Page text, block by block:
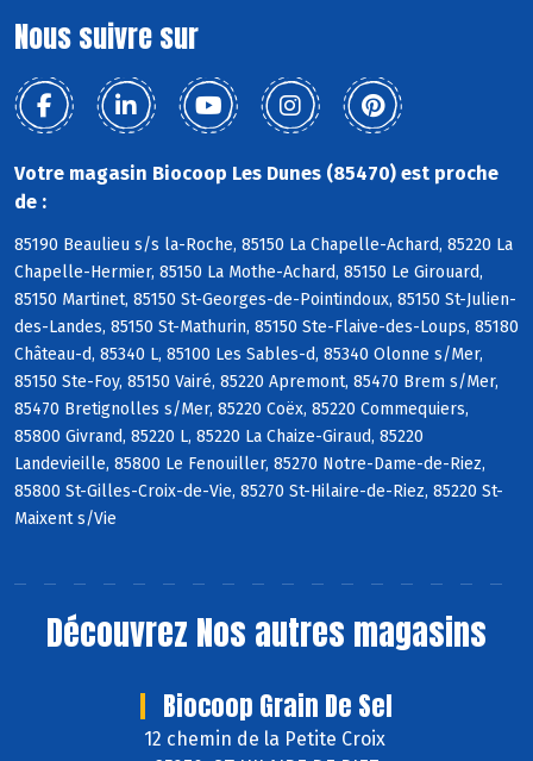
Nous suivre sur
Votre magasin Biocoop Les Dunes (85470) est proche
de :
85190 Beaulieu s/s la-Roche, 85150 La Chapelle-Achard, 85220 La
Chapelle-Hermier, 85150 La Mothe-Achard, 85150 Le Girouard,
85150 Martinet, 85150 St-Georges-de-Pointindoux, 85150 St-Julien-
des-Landes, 85150 St-Mathurin, 85150 Ste-Flaive-des-Loups, 85180
Château-d, 85340 L, 85100 Les Sables-d, 85340 Olonne s/Mer,
85150 Ste-Foy, 85150 Vairé, 85220 Apremont, 85470 Brem s/Mer,
85470 Bretignolles s/Mer, 85220 Coëx, 85220 Commequiers,
85800 Givrand, 85220 L, 85220 La Chaize-Giraud, 85220
Landevieille, 85800 Le Fenouiller, 85270 Notre-Dame-de-Riez,
85800 St-Gilles-Croix-de-Vie, 85270 St-Hilaire-de-Riez, 85220 St-
Maixent s/Vie
Découvrez Nos autres magasins
Biocoop Grain De Sel
12 chemin de la Petite Croix